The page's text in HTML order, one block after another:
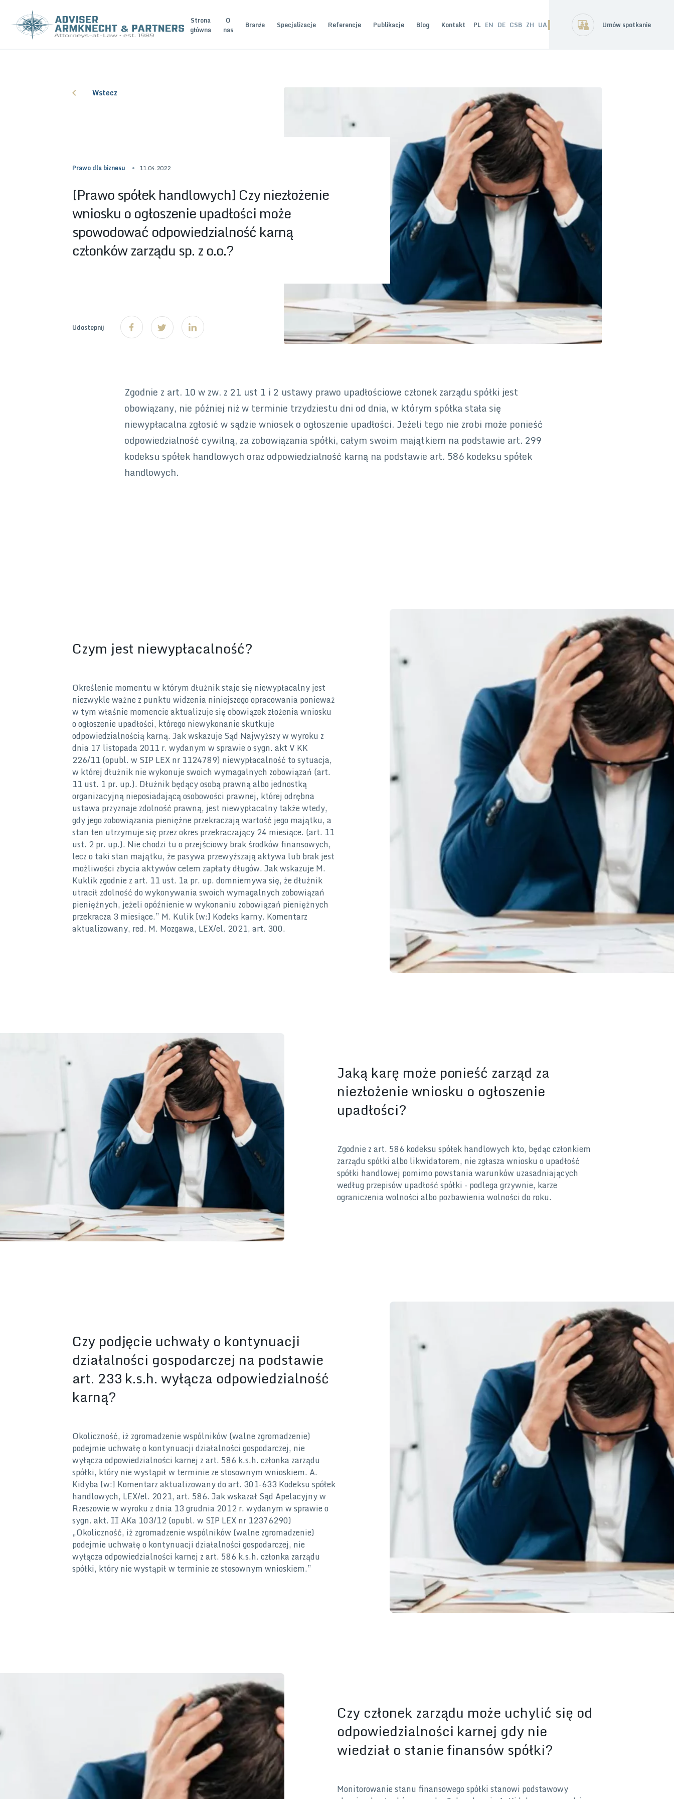
Strona
główna
O
nas
Branże Specjalizacje Referencje Publikacje Blog Kontakt PL EN DE CSB ZH UA Umów spotkanie
Wstecz
Prawo dla biznesu 11.04.2022
[Prawo spółek handlowych] Czy niezłożenie
wniosku o ogłoszenie upadłości może
spowodować odpowiedzialność karną
członków zarządu sp. z o.o.?
Udostepnij
Zgodnie z art. 10 w zw. z 21 ust 1 i 2 ustawy prawo upadłościowe członek zarządu spółki jest
obowiązany, nie później niż w terminie trzydziestu dni od dnia, w którym spółka stała się
niewypłacalna zgłosić w sądzie wniosek o ogłoszenie upadłości. Jeżeli tego nie zrobi może ponieść
odpowiedzialność cywilną, za zobowiązania spółki, całym swoim majątkiem na podstawie art. 299
kodeksu spółek handlowych oraz odpowiedzialność karną na podstawie art. 586 kodeksu spółek
handlowych.
Czym jest niewypłacalność?
Określenie momentu w którym dłużnik staje się niewypłacalny jest
niezwykle ważne z punktu widzenia niniejszego opracowania ponieważ
w tym właśnie momencie aktualizuje się obowiązek złożenia wniosku
o ogłoszenie upadłości, którego niewykonanie skutkuje
odpowiedzialnością karną. Jak wskazuje Sąd Najwyższy w wyroku z
dnia 17 listopada 2011 r. wydanym w sprawie o sygn. akt V KK
226/11 (opubl. w SIP LEX nr 1124789) niewypłacalność to sytuacja,
w której dłużnik nie wykonuje swoich wymagalnych zobowiązań (art.
11 ust. 1 pr. up.). Dłużnik będący osobą prawną albo jednostką
organizacyjną nieposiadającą osobowości prawnej, której odrębna
ustawa przyznaje zdolność prawną, jest niewypłacalny także wtedy,
gdy jego zobowiązania pieniężne przekraczają wartość jego majątku, a
stan ten utrzymuje się przez okres przekraczający 24 miesiące. (art. 11
ust. 2 pr. up.). Nie chodzi tu o przejściowy brak środków finansowych,
lecz o taki stan majątku, że pasywa przewyższają aktywa lub brak jest
możliwości zbycia aktywów celem zapłaty długów. Jak wskazuje M.
Kuklik zgodnie z art. 11 ust. 1a pr. up. domniemywa się, że dłużnik
utracił zdolność do wykonywania swoich wymagalnych zobowiązań
pieniężnych, jeżeli opóźnienie w wykonaniu zobowiązań pieniężnych
przekracza 3 miesiące.” M. Kulik [w:] Kodeks karny. Komentarz
aktualizowany, red. M. Mozgawa, LEX/el. 2021, art. 300.
Jaką karę może ponieść zarząd za
niezłożenie wniosku o ogłoszenie
upadłości?
Zgodnie z art. 586 kodeksu spółek handlowych kto, będąc członkiem
zarządu spółki albo likwidatorem, nie zgłasza wniosku o upadłość
spółki handlowej pomimo powstania warunków uzasadniających
według przepisów upadłość spółki - podlega grzywnie, karze
ograniczenia wolności albo pozbawienia wolności do roku.
Czy podjęcie uchwały o kontynuacji
działalności gospodarczej na podstawie
art. 233 k.s.h. wyłącza odpowiedzialność
karną?
Okoliczność, iż zgromadzenie wspólników (walne zgromadzenie)
podejmie uchwałę o kontynuacji działalności gospodarczej, nie
wyłącza odpowiedzialności karnej z art. 586 k.s.h. członka zarządu
spółki, który nie wystąpił w terminie ze stosownym wnioskiem. A.
Kidyba [w:] Komentarz aktualizowany do art. 301-633 Kodeksu spółek
handlowych, LEX/el. 2021, art. 586. Jak wskazał Sąd Apelacyjny w
Rzeszowie w wyroku z dnia 13 grudnia 2012 r. wydanym w sprawie o
sygn. akt. II AKa 103/12 (opubl. w SIP LEX nr 12376290)
„Okoliczność, iż zgromadzenie wspólników (walne zgromadzenie)
podejmie uchwałę o kontynuacji działalności gospodarczej, nie
wyłącza odpowiedzialności karnej z art. 586 k.s.h. członka zarządu
spółki, który nie wystąpił w terminie ze stosownym wnioskiem.”
Czy członek zarządu może uchylić się od
odpowiedzialności karnej gdy nie
wiedział o stanie finansów spółki?
Monitorowanie stanu finansowego spółki stanowi podstawowy